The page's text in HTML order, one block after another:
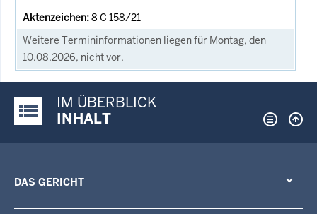
8 C 158/21
Weitere Termininformationen liegen für Montag, den
10.08.2026, nicht vor.
Justiz-Portal im Überblick:
IM ÜBERBLICK
INHALT
DAS GERICHT